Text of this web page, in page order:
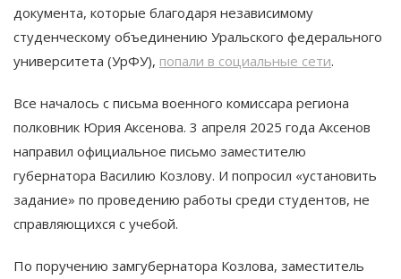
документа, которые благодаря независимому
студенческому объединению Уральского федерального
университета (УрФУ), попали в социальные сети.
Все началось с письма военного комиссара региона
полковник Юрия Аксенова. 3 апреля 2025 года Аксенов
направил официальное письмо заместителю
губернатора Василию Козлову. И попросил «установить
задание» по проведению работы среди студентов, не
справляющихся с учебой.
По поручению замгубернатора Козлова, заместитель